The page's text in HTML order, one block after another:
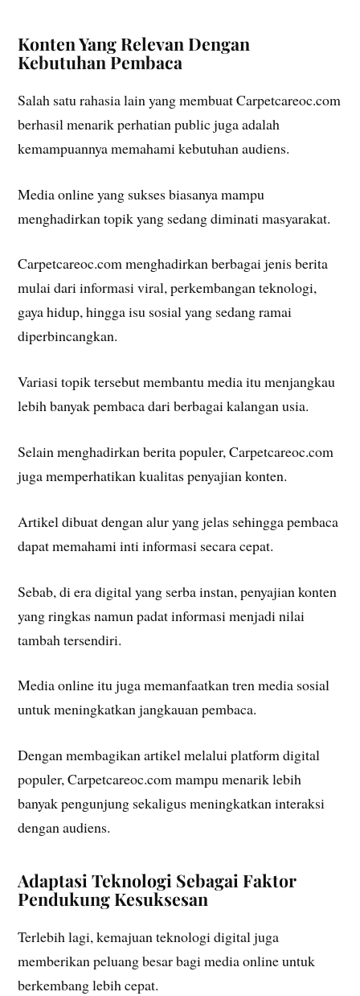
Konten Yang Relevan Dengan
Kebutuhan Pembaca
Salah satu rahasia lain yang membuat Carpetcareoc.com
berhasil menarik perhatian public juga adalah
kemampuannya memahami kebutuhan audiens.
Media online yang sukses biasanya mampu
menghadirkan topik yang sedang diminati masyarakat.
Carpetcareoc.com menghadirkan berbagai jenis berita
mulai dari informasi viral, perkembangan teknologi,
gaya hidup, hingga isu sosial yang sedang ramai
diperbincangkan.
Variasi topik tersebut membantu media itu menjangkau
lebih banyak pembaca dari berbagai kalangan usia.
Selain menghadirkan berita populer, Carpetcareoc.com
juga memperhatikan kualitas penyajian konten.
Artikel dibuat dengan alur yang jelas sehingga pembaca
dapat memahami inti informasi secara cepat.
Sebab, di era digital yang serba instan, penyajian konten
yang ringkas namun padat informasi menjadi nilai
tambah tersendiri.
Media online itu juga memanfaatkan tren media sosial
untuk meningkatkan jangkauan pembaca.
Dengan membagikan artikel melalui platform digital
populer, Carpetcareoc.com mampu menarik lebih
banyak pengunjung sekaligus meningkatkan interaksi
dengan audiens.
Adaptasi Teknologi Sebagai Faktor
Pendukung Kesuksesan
Terlebih lagi, kemajuan teknologi digital juga
memberikan peluang besar bagi media online untuk
berkembang lebih cepat.